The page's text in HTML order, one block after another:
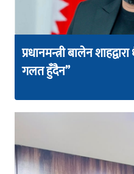
प्रधानमन्त्री बालेन
गलत हुँदैन”